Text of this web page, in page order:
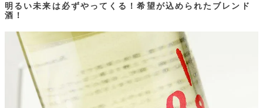
明るい未来は必ずやってくる！希望が込められたブレンド
酒！